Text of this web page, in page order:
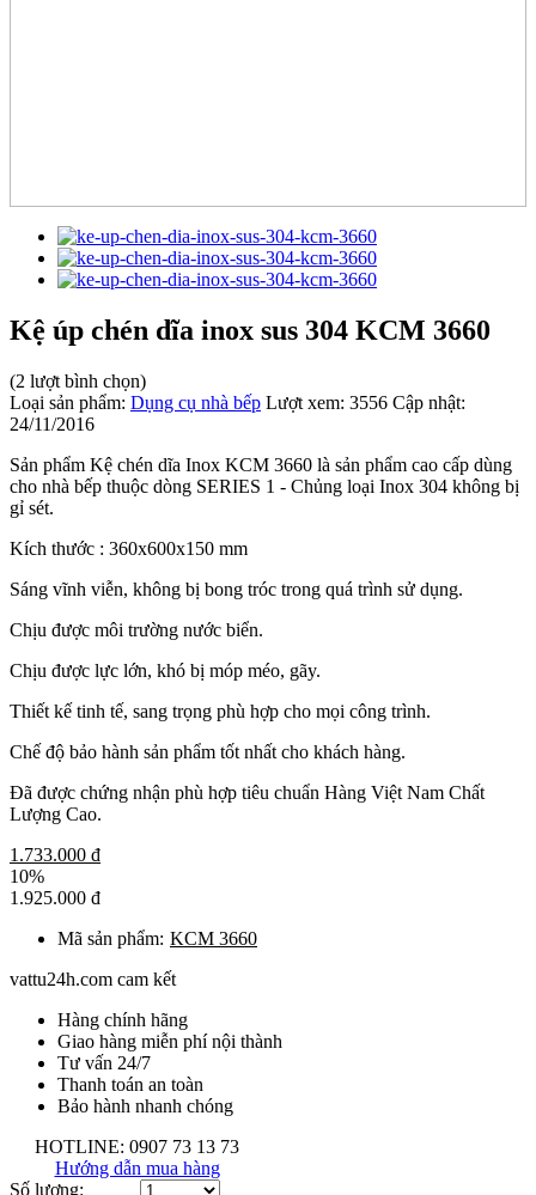
Kệ úp chén dĩa inox sus 304 KCM 3660
(2 lượt bình chọn)
Loại sản phẩm: Dụng cụ nhà bếp Lượt xem: 3556 Cập nhật:
24/11/2016
Sản phẩm Kệ chén dĩa Inox KCM 3660 là sản phẩm cao cấp dùng
cho nhà bếp thuộc dòng SERIES 1 - Chủng loại Inox 304 không bị
gỉ sét.
Kích thước : 360x600x150 mm
Sáng vĩnh viễn, không bị bong tróc trong quá trình sử dụng.
Chịu được môi trường nước biển.
Chịu được lực lớn, khó bị móp méo, gãy.
Thiết kế tinh tế, sang trọng phù hợp cho mọi công trình.
Chế độ bảo hành sản phẩm tốt nhất cho khách hàng.
Đã được chứng nhận phù hợp tiêu chuẩn Hàng Việt Nam Chất
Lượng Cao.
1.733.000 đ
10%
1.925.000 đ
Mã sản phẩm: KCM 3660
vattu24h.com cam kết
Hàng chính hãng
Giao hàng miễn phí nội thành
Tư vấn 24/7
Thanh toán an toàn
Bảo hành nhanh chóng
HOTLINE: 0907 73 13 73
Hướng dẫn mua hàng
Số lượng: